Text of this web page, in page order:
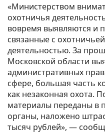
«Министерством
охотничья
вовремя выявляются и
связанные с
деятельностью. За
Московской области
административных
сфере, большая часть
как незаконная охота.
материалы переданы в
органы, наложено
тысяч рублей», —